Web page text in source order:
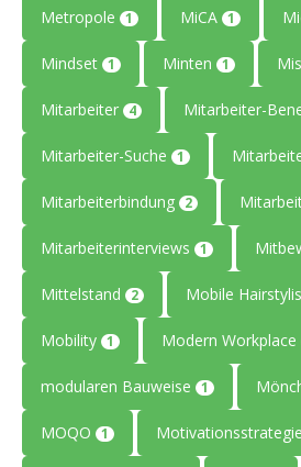
Metropole 1 MiCA 1
Mindset 1 Minten 1
Mitarbeiter 4 Mitarbeiter-
Mitarbeiter-Suche 1
Mitarbeiterbindung 2
Mitarbeiterinterviews 1
Mittelstand 2 Mobile
Mobility 1 Modern Workplace
modularen Bauweise 1
MOQO 1